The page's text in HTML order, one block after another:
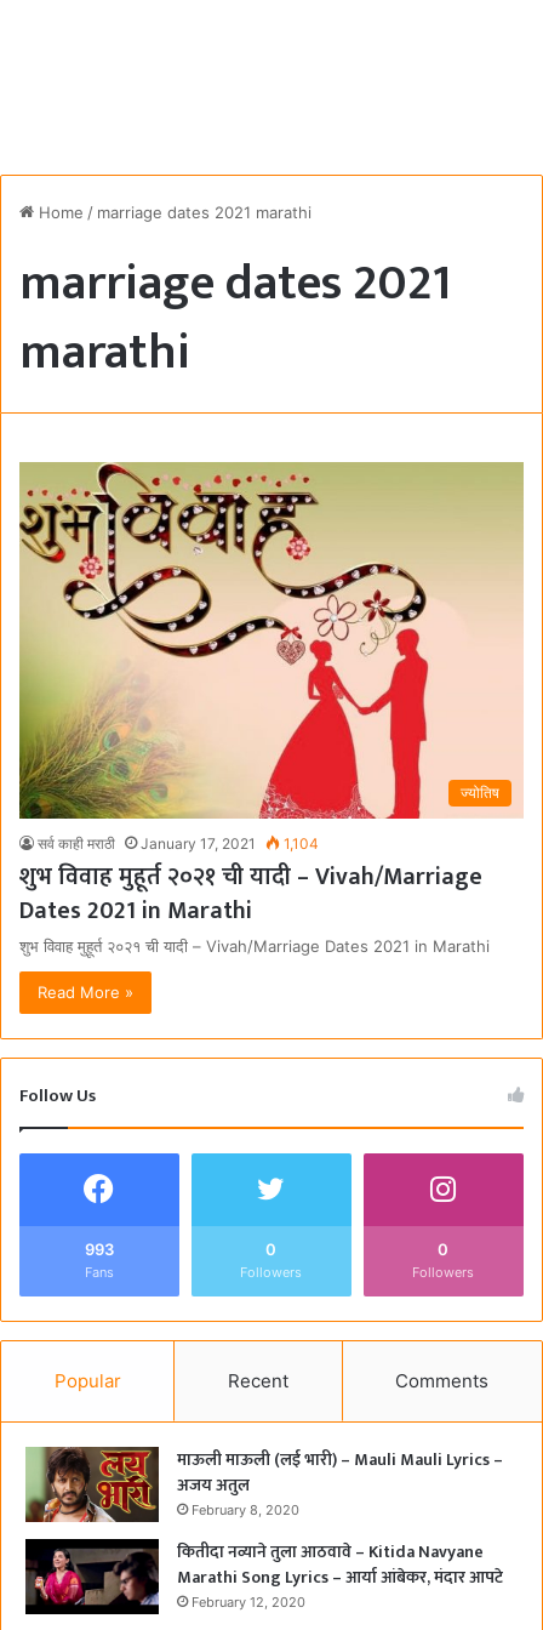
Home / marriage dates 2021 marathi
marriage dates 2021
marathi
ज्योतिष
सर्व काही मराठी January 17, 2021 1,104
शुभ विवाह मुहूर्त २०२१ ची यादी – Vivah/Marriage
Dates 2021 in Marathi
शुभ विवाह मुहूर्त २०२१ ची यादी – Vivah/Marriage Dates 2021 in Marathi
Read More »
Follow Us
993
Fans
0
Followers
0
Followers
Popular Recent Comments
माऊली माऊली (लई भारी) – Mauli Mauli Lyrics –
अजय अतुल
February 8, 2020
कितीदा नव्याने तुला आठवावे – Kitida Navyane
Marathi Song Lyrics – आर्या आंबेकर, मंदार आपटे
February 12, 2020